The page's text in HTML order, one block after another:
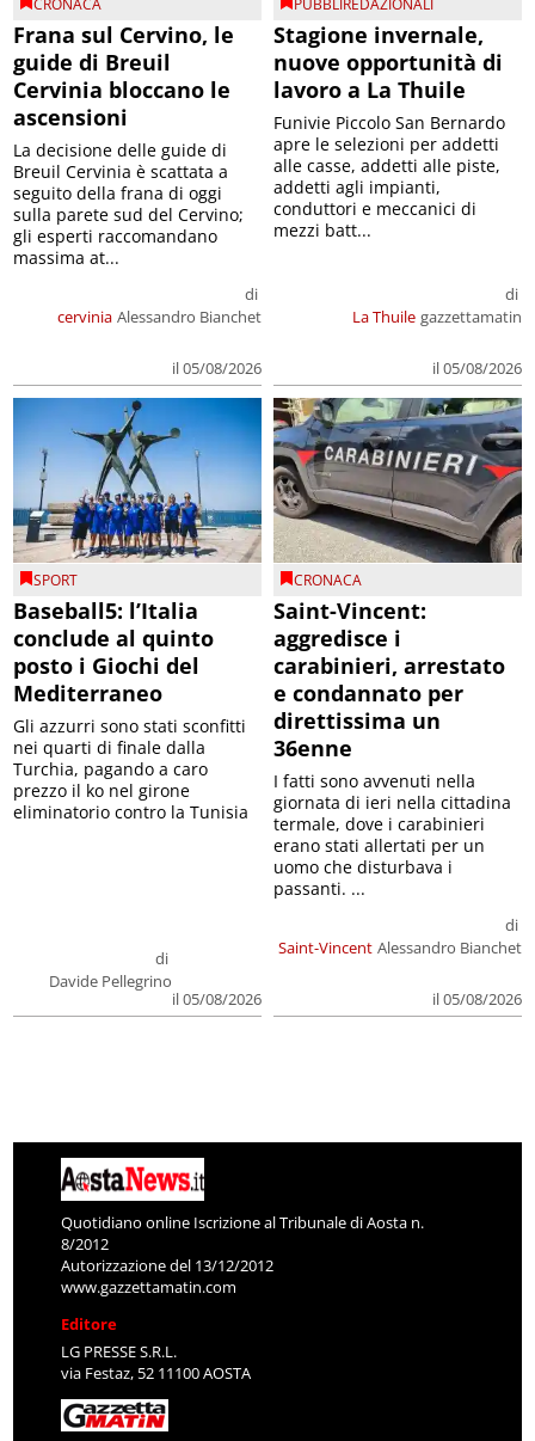
Frana sul Cervino, le
guide di Breuil
Cervinia bloccano le
ascensioni
cervinia
di
Alessandro Bianchet
il 05/08/2026
La decisione delle guide di
Breuil Cervinia è scattata a
seguito della frana di oggi
sulla parete sud del Cervino;
gli esperti raccomandano
massima at...
Stagione invernale,
nuove opportunità di
lavoro a La Thuile
La Thuile
di
gazzettamatin
il 05/08/2026
Funivie Piccolo San Bernardo
apre le selezioni per addetti
alle casse, addetti alle piste,
addetti agli impianti,
conduttori e meccanici di
mezzi batt...
SPORT
Baseball5: l’Italia
conclude al quinto
posto i Giochi del
Mediterraneo
di
Davide Pellegrino
il 05/08/2026
Gli azzurri sono stati sconfitti
nei quarti di finale dalla
Turchia, pagando a caro
prezzo il ko nel girone
eliminatorio contro la Tunisia
CRONACA
Saint-Vincent:
aggredisce i
carabinieri, arrestato
e condannato per
direttissima un
36enne
Saint-Vincent
di
Alessandro Bianchet
il 05/08/2026
I fatti sono avvenuti nella
giornata di ieri nella cittadina
termale, dove i carabinieri
erano stati allertati per un
uomo che disturbava i
passanti. ...
Quotidiano online Iscrizione al Tribunale di Aosta n.
8/2012
Autorizzazione del 13/12/2012
www.gazzettamatin.com
Editore
LG PRESSE S.R.L.
via Festaz, 52 11100 AOSTA